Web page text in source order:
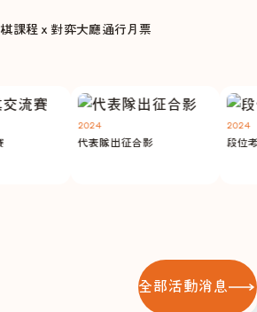
課程ｘ對弈大廳通行月票
2024
代表隊出征合影
2024
段位考
全部活動消息